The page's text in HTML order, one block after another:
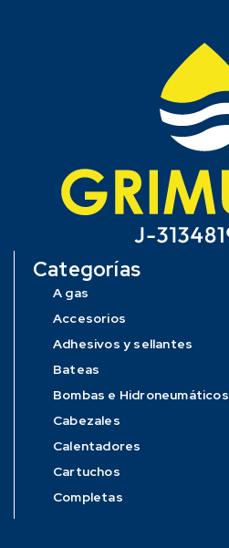
Categorías
A gas
Accesorios
Adhesivos y sellantes
Bateas
Bombas e Hidroneumáticos
Cabezales
Calentadores
Cartuchos
Completas